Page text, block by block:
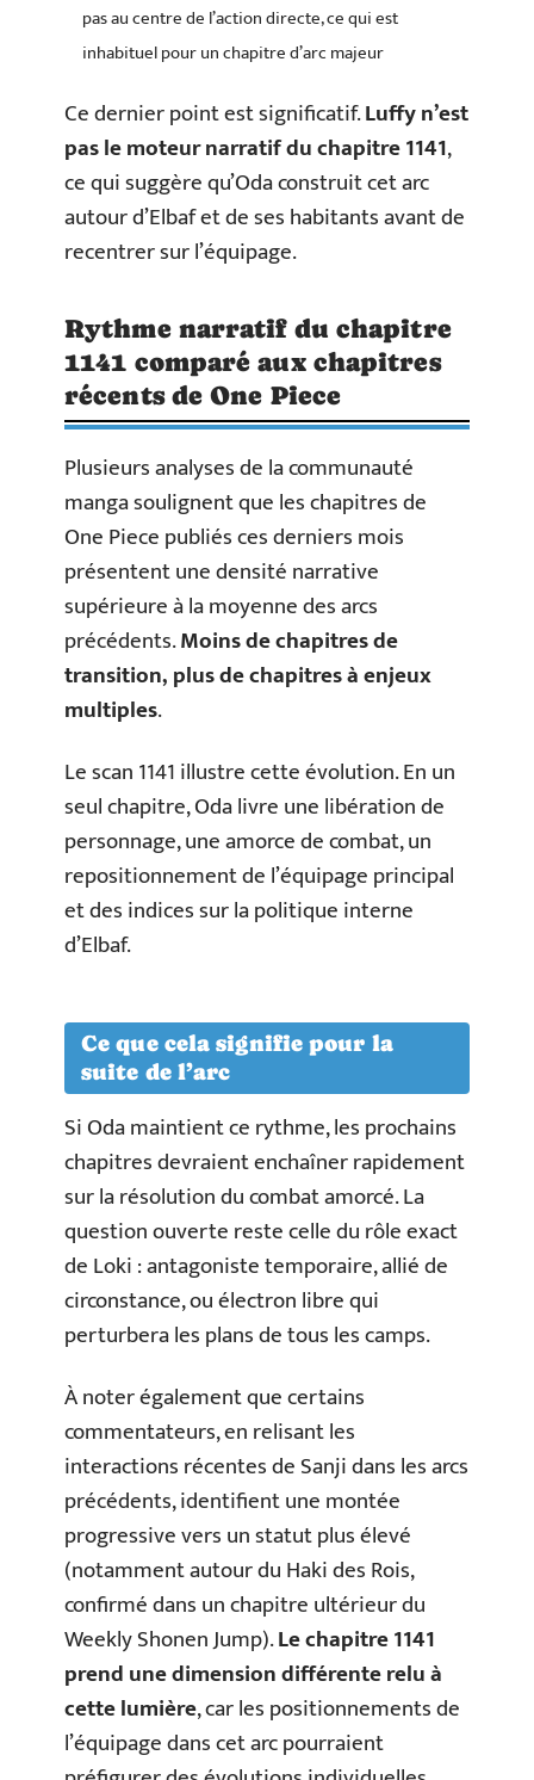
pas au centre de l’action directe, ce qui est
inhabituel pour un chapitre d’arc majeur
Ce dernier point est significatif.Luffy n’est
pas le moteur narratif du chapitre 1141,
ce qui suggère qu’Oda construit cet arc
autour d’Elbaf et de ses habitants avant de
recentrer sur l’équipage.
Rythme narratif du chapitre
1141 comparé aux chapitres
récents de One Piece
Plusieurs analyses de la communauté
manga soulignent que les chapitres de
One Piece publiés ces derniers mois
présentent une densité narrative
supérieure à la moyenne des arcs
précédents.Moins de chapitres de
transition, plus de chapitres à enjeux
multiples.
Le scan 1141 illustre cette évolution. En un
seul chapitre, Oda livre une libération de
personnage, une amorce de combat, un
repositionnement de l’équipage principal
et des indices sur la politique interne
d’Elbaf.
Ce que cela signifie pour la
suite de l’arc
Si Oda maintient ce rythme, les prochains
chapitres devraient enchaîner rapidement
sur la résolution du combat amorcé. La
question ouverte reste celle du rôle exact
de Loki : antagoniste temporaire, allié de
circonstance, ou électron libre qui
perturbera les plans de tous les camps.
À noter également que certains
commentateurs, en relisant les
interactions récentes de Sanji dans les arcs
précédents, identifient une montée
progressive vers un statut plus élevé
(notamment autour du Haki des Rois,
confirmé dans un chapitre ultérieur du
Weekly Shonen Jump).Le chapitre 1141
prend une dimension différente relu à
cette lumière, car les positionnements de
l’équipage dans cet arc pourraient